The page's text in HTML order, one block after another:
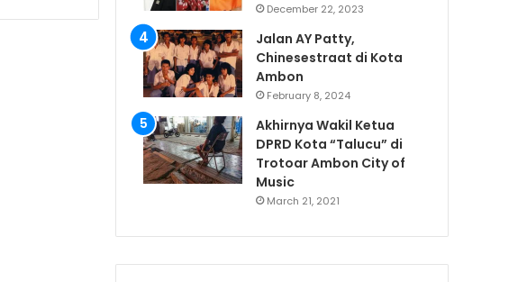
December 22, 2023
Jalan AY Patty,
Chinesestraat di Kota
Ambon
February 8, 2024
Akhirnya Wakil Ketua
DPRD Kota “Talucu” di
Trotoar Ambon City of
Music
March 21, 2021